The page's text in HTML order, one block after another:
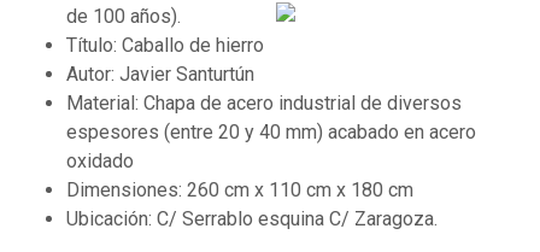
de 100 años).
Título: Caballo de hierro
Autor: Javier Santurtún
Material: Chapa de acero industrial de diversos
espesores (entre 20 y 40 mm) acabado en acero
oxidado
Dimensiones: 260 cm x 110 cm x 180 cm
Ubicación: C/ Serrablo esquina C/ Zaragoza.